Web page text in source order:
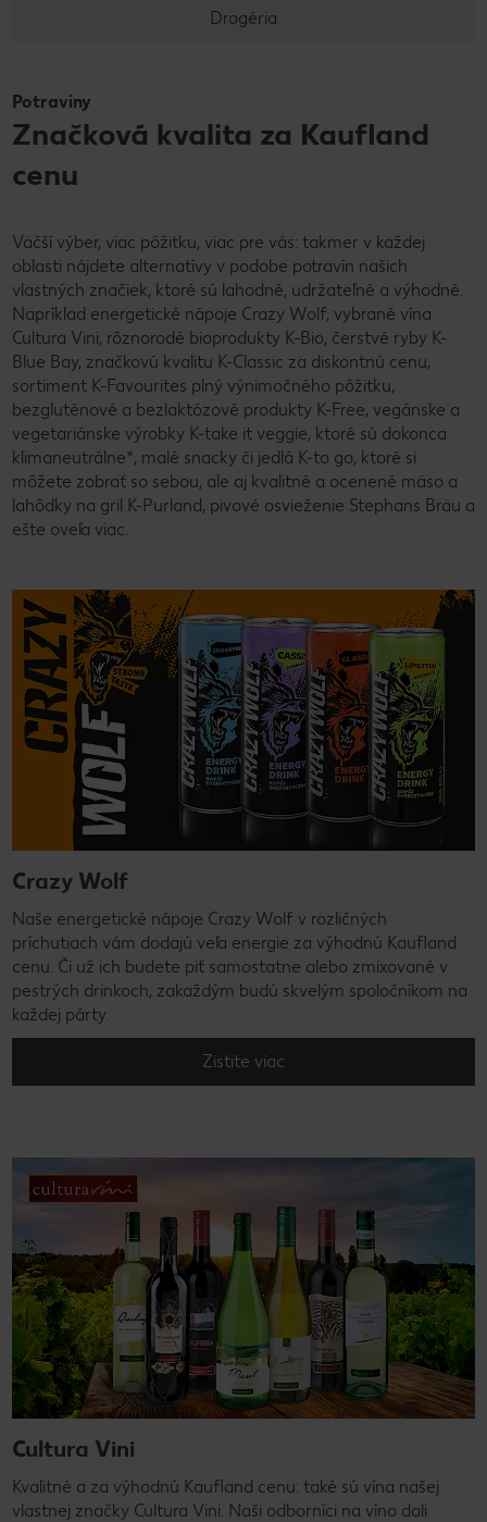
Drogéria
Potraviny
Značková kvalita za Kaufland
cenu
Väčší výber, viac pôžitku, viac pre vás: takmer v každej
oblasti nájdete alternatívy v podobe potravín našich
vlastných značiek, ktoré sú lahodné, udržateľné a výhodné.
Napríklad energetické nápoje Crazy Wolf, vybrané vína
Cultura Vini, rôznorodé bioprodukty K-Bio, čerstvé ryby K-
Blue Bay, značkovú kvalitu K-Classic za diskontnú cenu,
sortiment K-Favourites plný výnimočného pôžitku,
bezgluténové a bezlaktózové produkty K-Free, vegánske a
vegetariánske výrobky K-take it veggie, ktoré sú dokonca
klimaneutrálne*, malé snacky či jedlá K-to go, ktoré si
môžete zobrať so sebou, ale aj kvalitné a ocenené mäso a
lahôdky na gril K-Purland, pivové osvieženie Stephans Bräu a
ešte oveľa viac.
Crazy Wolf
Naše energetické nápoje Crazy Wolf v rozličných
príchutiach vám dodajú veľa energie za výhodnú Kaufland
cenu. Či už ich budete piť samostatne alebo zmixované v
pestrých drinkoch, zakaždým budú skvelým spoločníkom na
každej párty.
Zistite viac
Cultura Vini
Kvalitné a za výhodnú Kaufland cenu: také sú vína našej
vlastnej značky Cultura Vini. Naši odborníci na víno dali